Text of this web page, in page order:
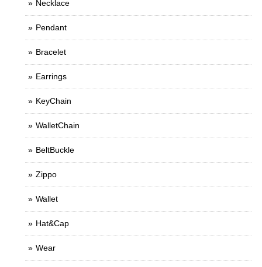
Necklace
Pendant
Bracelet
Earrings
KeyChain
WalletChain
BeltBuckle
Zippo
Wallet
Hat&Cap
Wear